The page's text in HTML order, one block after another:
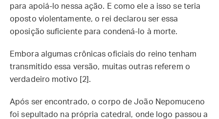
para apoiá-lo nessa ação. E como ele a isso se teria
oposto violentamente, o rei declarou ser essa
oposição suficiente para condená-lo à morte.
Embora algumas crônicas oficiais do reino tenham
transmitido essa versão, muitas outras referem o
verdadeiro motivo [2].
Após ser encontrado, o corpo de João Nepomuceno
foi sepultado na própria catedral, onde logo passou a